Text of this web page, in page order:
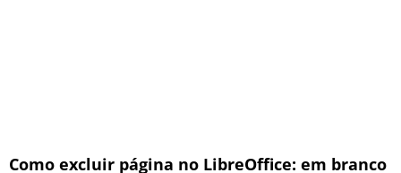
Como excluir página no LibreOffice: em branco